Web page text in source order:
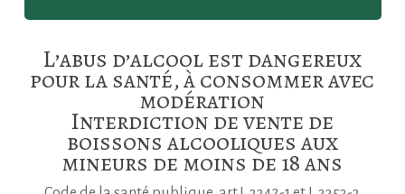
L’abus d’alcool est dangereux
pour la santé, à consommer avec
modération
Interdiction de vente de
boissons alcooliques aux
mineurs de moins de 18 ans